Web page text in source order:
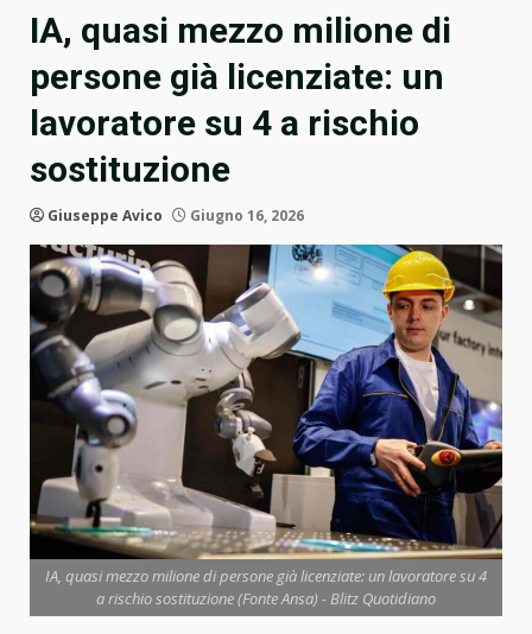
IA, quasi mezzo milione di
persone già licenziate: un
lavoratore su 4 a rischio
sostituzione
Giuseppe Avico Giugno 16, 2026
IA, quasi mezzo milione di persone già licenziate: un lavoratore su 4
a rischio sostituzione (Fonte Ansa) - Blitz Quotidiano